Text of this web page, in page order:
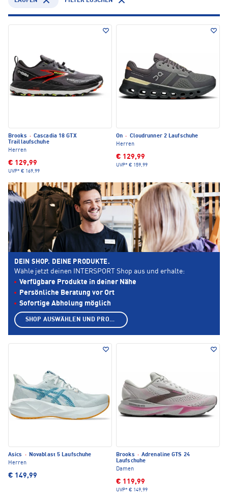
Brooks · Cascadia 18 GTX
Traillaufschuhe
Herren
€ 129,99
UVP* € 169,99
On · Cloudrunner 2 Laufschuhe
Herren
€ 129,99
UVP* € 159,99
Asics · Novablast 5 Laufschuhe
Herren
€ 149,99
Brooks · Adrenaline GTS 24
Laufschuhe
Damen
€ 119,99
UVP* € 149,99
DEIN SHOP. DEINE PRODUKTE.
Wähle jetzt deinen INTERSPORT Shop aus und erhalte:
Verfügbare Produkte in deiner Nähe
Persönliche Beratung vor Ort
Sofortige Abholung möglich
SHOP AUSWÄHLEN UND PRODUKTE ANZEIGEN